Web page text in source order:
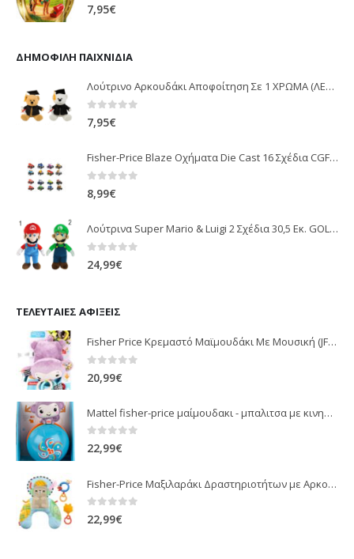
0out of 5
7,95€
ΔΗΜΟΦΙΛΉ ΠΑΙΧΝΊΔΙΑ
Λούτρινο Αρκουδάκι Αποφοίτηση Σε 1 ΧΡΩΜΑ (ΛΕΥΚΟ)25Εκ 1850
0out of 5
7,95€
Fisher-Price Blaze Οχήματα Die Cast 16 Σχέδια CGF20
0 out of 5
8,99€
Λούτρινα Super Mario & Luigi 2 Σχέδια 30,5 Εκ. GOL13769
24,99€
ΤΕΛΕΥΤΑΊΕΣ ΑΦΊΞΕΙΣ
Fisher Price Κρεμαστό Μαϊμουδάκι Με Μουσική (JFF02)
20,99€
Mattel fisher-price μαίμουδακι - μπαλιτσα με κινηση JLB95
0 out of 5
22,99€
Fisher-Price Μαξιλαράκι Δραστηριοτήτων με Αρκουδάκι (JHB44)
0 out of 5
22,99€